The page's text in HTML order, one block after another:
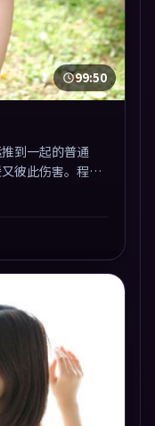
99:50
到一起的普通
彼此伤害。程耳
讨论度颇高。片
余音绕梁。